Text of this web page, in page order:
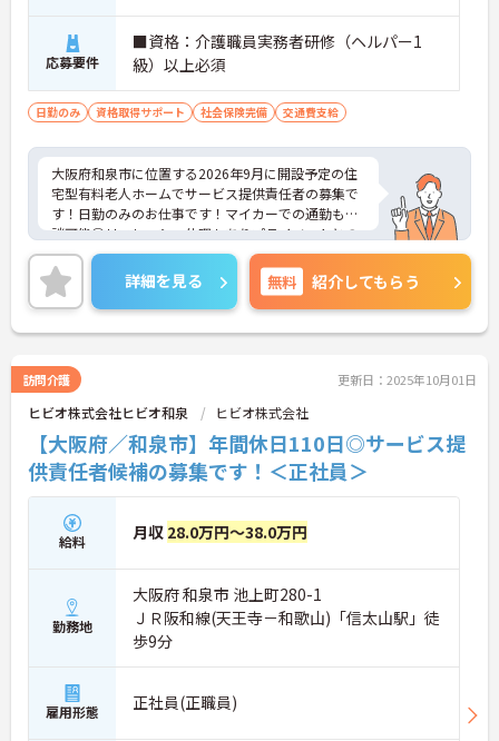
応募要件
■資格：介護職員実務者研修（ヘルパー1
級）以上必須
日勤のみ 資格取得サポート 社会保険完備 交通費支給
大阪府和泉市に位置する2026年9月に開設予定の住
宅型有料老人ホームでサービス提供責任者の募集で
す！日勤のみのお仕事です！マイカーでの通勤も相
談可能◎リフレッシュ休暇もありプライベートとの
両立を目指す方におすすめの環境です！昇給制度が
あり、頑張りが評価されてしっかりと還元されま
す。また資格取得支援制度もあるため働きながら取
得可能でご自身のスキルアップもできます！フォロ
ー体制もあり、経験に関わらず安心してスタートで
こちらの求人にご興味がございましたら面接のポイ
ントもお伝えしますので是非ご応募お待ちしており
ます。
詳細を見る 無料 紹介してもらう
訪問介護 更新日：2025年10月01日
ヒビオ株式会社ヒビオ和泉 ヒビオ株式会社
【大阪府／和泉市】年間休日110日◎サービス提
供責任者候補の募集です！＜正社員＞
給料 月収 28.0万円～38.0万円
勤務地
大阪府 和泉市 池上町280-1
ＪＲ阪和線(天王寺－和歌山)「信太山駅」徒
歩9分
雇用形態 正社員(正職員)